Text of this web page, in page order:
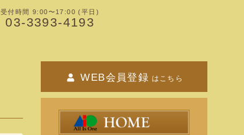
03-3393-4193
受付時間 9:00〜17:00 (平日)
WEB会員登録 はこちら